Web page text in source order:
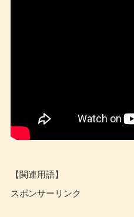
【関連用語】
スポンサーリンク